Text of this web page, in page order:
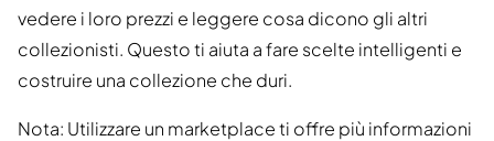
vedere i loro prezzi e leggere cosa dicono gli altri
collezionisti. Questo ti aiuta a fare scelte intelligenti e
costruire una collezione che duri.
Nota: Utilizzare un marketplace ti offre più informazioni